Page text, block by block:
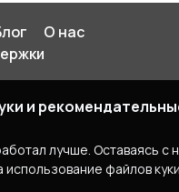
О нас
Политика
и
лучше. Оставаясь с
файлов